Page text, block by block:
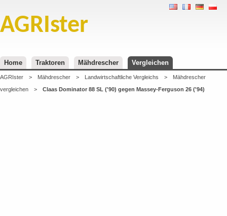
AGRIster
Home Traktoren Mähdrescher Vergleichen
AGRIster > Mähdrescher > Landwirtschaftliche Vergleichs >
Mähdrescher
vergleichen
> Claas Dominator 88 SL ('90) gegen Massey-Ferguson 26 ('94)